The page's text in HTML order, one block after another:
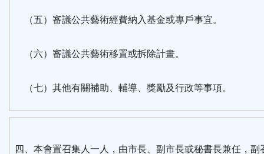
（五）審議公共藝術經費納入基金或專戶事宜。
（六）審議公共藝術移置或拆除計畫。
（七）其他有關補助、輔導、獎勵及行政等事項。
四、本會置召集人一人，由市長、副市長或秘書長兼任，副